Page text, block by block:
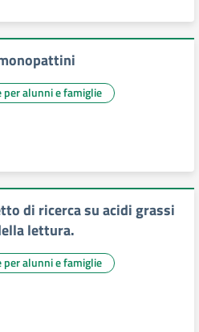
per alunni e famiglie
di ricerca su acidi grassi
lettura.
per alunni e famiglie